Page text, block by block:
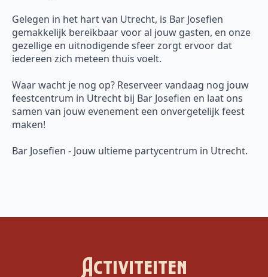
Gelegen in het hart van Utrecht, is Bar Josefien
gemakkelijk bereikbaar voor al jouw gasten, en onze
gezellige en uitnodigende sfeer zorgt ervoor dat
iedereen zich meteen thuis voelt.
Waar wacht je nog op? Reserveer vandaag nog jouw
feestcentrum in Utrecht bij Bar Josefien en laat ons
samen van jouw evenement een onvergetelijk feest
maken!
Bar Josefien - Jouw ultieme partycentrum in Utrecht.
Activiteiten